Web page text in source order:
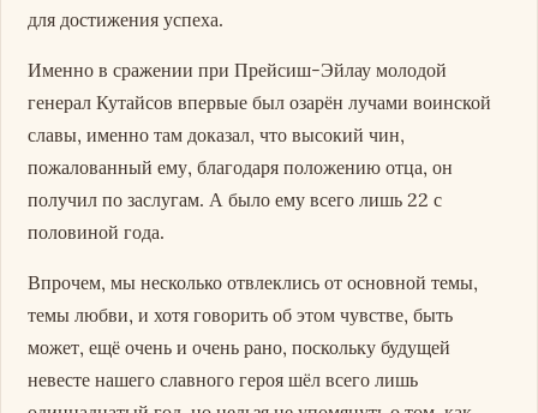
для достижения успеха.
Именно в сражении при Прейсиш-Эйлау молодой
генерал Кутайсов впервые был озарён лучами воинской
славы, именно там доказал, что высокий чин,
пожалованный ему, благодаря положению отца, он
получил по заслугам. А было ему всего лишь 22 с
половиной года.
Впрочем, мы несколько отвлеклись от основной темы,
темы любви, и хотя говорить об этом чувстве, быть
может, ещё очень и очень рано, поскольку будущей
невесте нашего славного героя шёл всего лишь